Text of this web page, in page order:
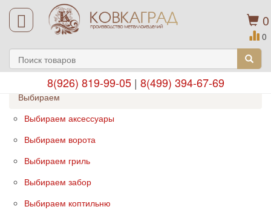
0
0
8(926) 819-99-05| 8(499) 394-67-69
Выбираем
Выбираем аксессуары
Выбираем ворота
Выбираем гриль
Выбираем забор
Выбираем коптильню